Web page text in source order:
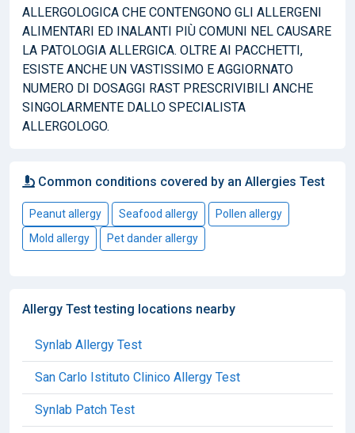
ALLERGOLOGICA CHE CONTENGONO GLI ALLERGENI
ALIMENTARI ED INALANTI PIÙ COMUNI NEL CAUSARE
LA PATOLOGIA ALLERGICA. OLTRE AI PACCHETTI,
ESISTE ANCHE UN VASTISSIMO E AGGIORNATO
NUMERO DI DOSAGGI RAST PRESCRIVIBILI ANCHE
SINGOLARMENTE DALLO SPECIALISTA
ALLERGOLOGO.
Common conditions covered by an Allergies Test
Peanut allergy Seafood allergy
Pollen allergy
Mold allergy
Pet dander allergy
Allergy Test testing locations nearby
Synlab Allergy Test
San Carlo Istituto Clinico Allergy Test
Synlab Patch Test